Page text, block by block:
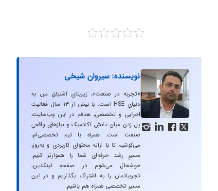
   
نویسنده: سیروان شیخی
«تجربه در صنعت»، زیربنایِ اشتیاقِ من به
دنیایِ HSE است. با بیش از ۱۳ سال فعالیت
اجرایی و تخصصی، هدفم در این وب‌سایت،
پل زدن میان دانشِ آکادمیک و نیازهای واقعیِ
صنعت است. همراه با تیم تخصصی‌ام،
می‌کوشیم تا با ارائه محتوای کاربردی و به‌روز،
مسیرِ رشد حرفه‌ای شما را هموارتر کنیم.
خوشحال می‌شوم در صفحه لینکدین،
تجربیاتمان را به اشتراک بگذاریم و در این
مسیر تخصصی همراه هم باشیم.